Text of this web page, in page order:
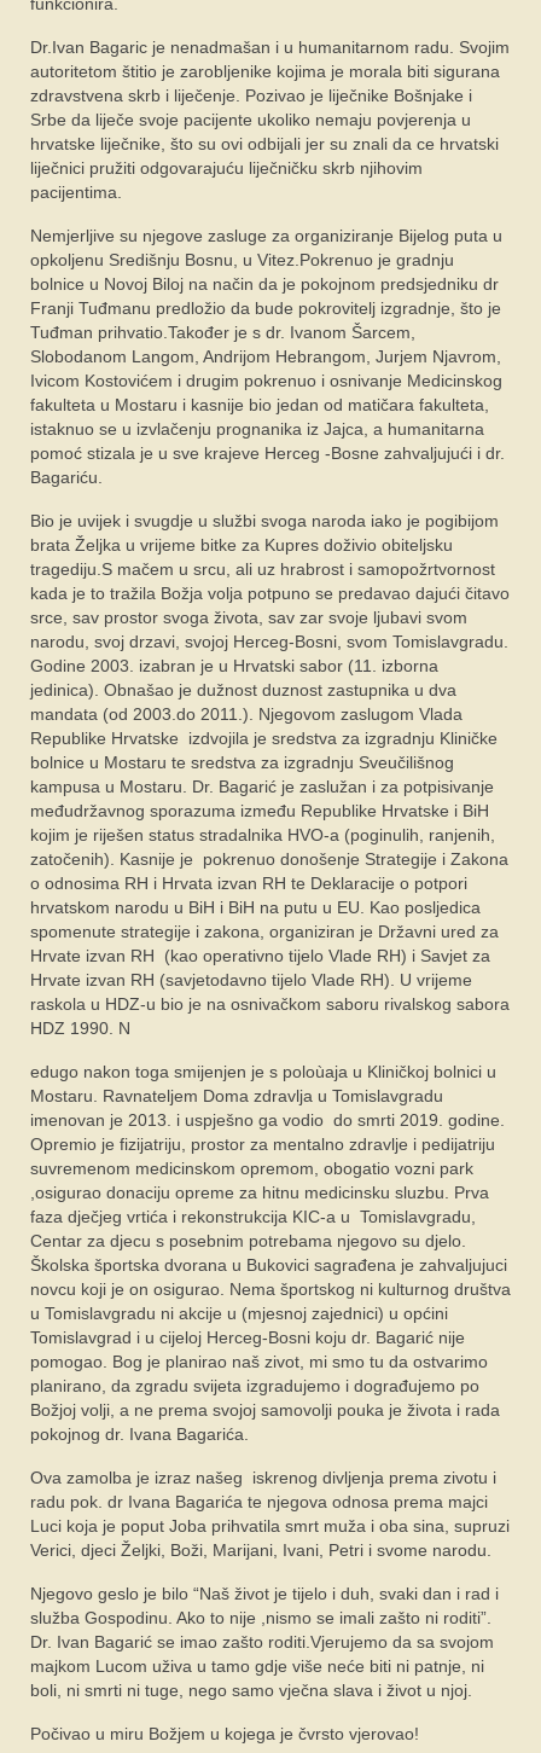
Dr.Ivan Bagaric je nenadmašan i u humanitarnom radu. Svojim
autoritetom štitio je zarobljenike kojima je morala biti sigurana
zdravstvena skrb i liječenje. Pozivao je liječnike Bošnjake i
Srbe da liječe svoje pacijente ukoliko nemaju povjerenja u
hrvatske liječnike, što su ovi odbijali jer su znali da ce hrvatski
liječnici pružiti odgovarajuću liječničku skrb njihovim
pacijentima.
Nemjerljive su njegove zasluge za organiziranje Bijelog puta u
opkoljenu Središnju Bosnu, u Vitez.Pokrenuo je gradnju
bolnice u Novoj Biloj na način da je pokojnom predsjedniku dr
Franji Tuđmanu predložio da bude pokrovitelj izgradnje, što je
Tuđman prihvatio.Također je s dr. Ivanom Šarcem,
Slobodanom Langom, Andrijom Hebrangom, Jurjem Njavrom,
Ivicom Kostovićem i drugim pokrenuo i osnivanje Medicinskog
fakulteta u Mostaru i kasnije bio jedan od matičara fakulteta,
istaknuo se u izvlačenju prognanika iz Jajca, a humanitarna
pomoć stizala je u sve krajeve Herceg -Bosne zahvaljujući i dr.
Bagariću.
Bio je uvijek i svugdje u službi svoga naroda iako je pogibijom
brata Željka u vrijeme bitke za Kupres doživio obiteljsku
tragediju.S mačem u srcu, ali uz hrabrost i samopožrtvornost
kada je to tražila Božja volja potpuno se predavao dajući čitavo
srce, sav prostor svoga života, sav zar svoje ljubavi svom
narodu, svoj drzavi, svojoj Herceg-Bosni, svom Tomislavgradu.
Godine 2003. izabran je u Hrvatski sabor (11. izborna
jedinica). Obnašao je dužnost duznost zastupnika u dva
mandata (od 2003.do 2011.). Njegovom zaslugom Vlada
Republike Hrvatske izdvojila je sredstva za izgradnju Kliničke
bolnice u Mostaru te sredstva za izgradnju Sveučilišnog
kampusa u Mostaru. Dr. Bagarić je zaslužan i za potpisivanje
međudržavnog sporazuma između Republike Hrvatske i BiH
kojim je riješen status stradalnika HVO-a (poginulih, ranjenih,
zatočenih). Kasnije je pokrenuo donošenje Strategije i Zakona
o odnosima RH i Hrvata izvan RH te Deklaracije o potpori
hrvatskom narodu u BiH i BiH na putu u EU. Kao posljedica
spomenute strategije i zakona, organiziran je Državni ured za
Hrvate izvan RH (kao operativno tijelo Vlade RH) i Savjet za
Hrvate izvan RH (savjetodavno tijelo Vlade RH). U vrijeme
raskola u HDZ-u bio je na osnivačkom saboru rivalskog sabora
HDZ 1990. N
edugo nakon toga smijenjen je s poloùaja u Kliničkoj bolnici u
Mostaru. Ravnateljem Doma zdravlja u Tomislavgradu
imenovan je 2013. i uspješno ga vodio do smrti 2019. godine.
Opremio je fizijatriju, prostor za mentalno zdravlje i pedijatriju
suvremenom medicinskom opremom, obogatio vozni park
,osigurao donaciju opreme za hitnu medicinsku sluzbu. Prva
faza dječjeg vrtića i rekonstrukcija KIC-a u Tomislavgradu,
Centar za djecu s posebnim potrebama njegovo su djelo.
Školska športska dvorana u Bukovici sagrađena je zahvaljujuci
novcu koji je on osigurao. Nema športskog ni kulturnog društva
u Tomislavgradu ni akcije u (mjesnoj zajednici) u općini
Tomislavgrad i u cijeloj Herceg-Bosni koju dr. Bagarić nije
pomogao. Bog je planirao naš zivot, mi smo tu da ostvarimo
planirano, da zgradu svijeta izgradujemo i dograđujemo po
Božjoj volji, a ne prema svojoj samovolji pouka je života i rada
pokojnog dr. Ivana Bagarića.
Ova zamolba je izraz našeg iskrenog divljenja prema zivotu i
radu pok. dr Ivana Bagarića te njegova odnosa prema majci
Luci koja je poput Joba prihvatila smrt muža i oba sina, supruzi
Verici, djeci Željki, Boži, Marijani, Ivani, Petri i svome narodu.
Njegovo geslo je bilo “Naš život je tijelo i duh, svaki dan i rad i
služba Gospodinu. Ako to nije ,nismo se imali zašto ni roditi”.
Dr. Ivan Bagarić se imao zašto roditi.Vjerujemo da sa svojom
majkom Lucom uživa u tamo gdje više neće biti ni patnje, ni
boli, ni smrti ni tuge, nego samo vječna slava i život u njoj.
Počivao u miru Božjem u kojega je čvrsto vjerovao!